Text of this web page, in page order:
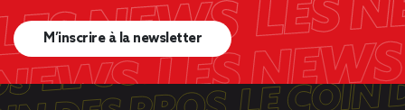
M’inscrire à la newsletter